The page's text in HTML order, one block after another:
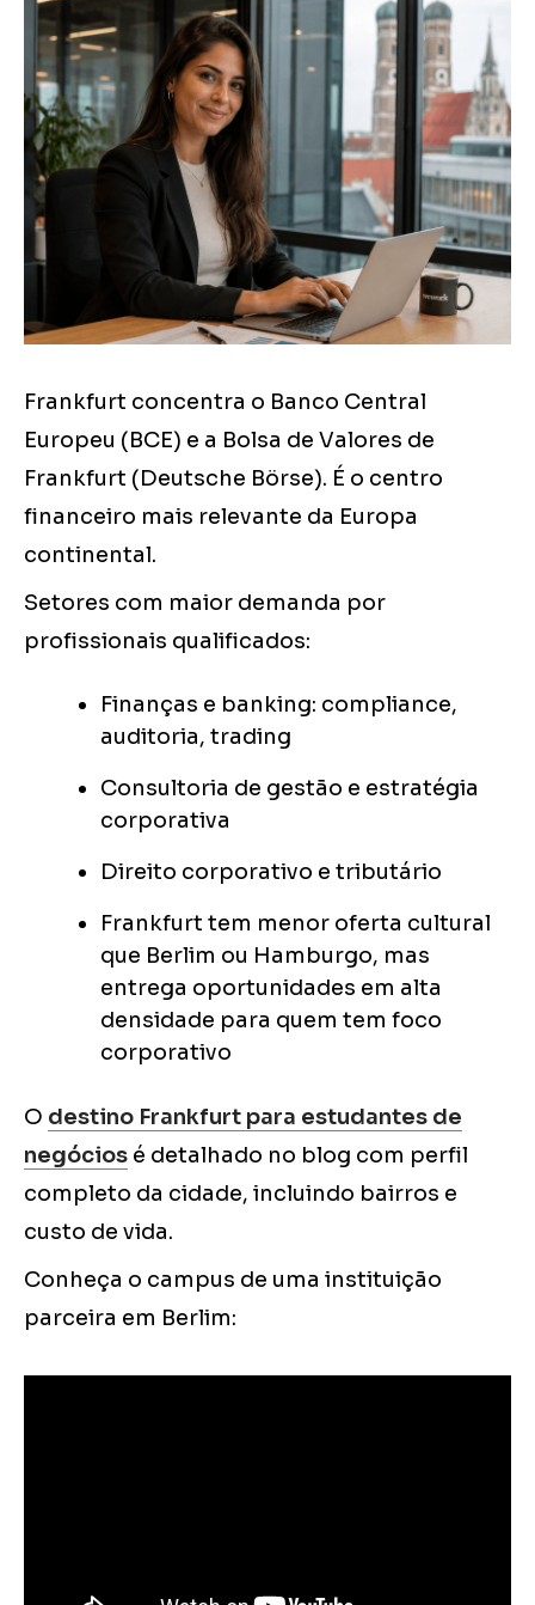
Frankfurt concentra o Banco Central
Europeu (BCE) e a Bolsa de Valores de
Frankfurt (Deutsche Börse). É o centro
financeiro mais relevante da Europa
continental.
Setores com maior demanda por
profissionais qualificados:
Finanças e banking: compliance,
auditoria, trading
Consultoria de gestão e estratégia
corporativa
Direito corporativo e tributário
Frankfurt tem menor oferta cultural
que Berlim ou Hamburgo, mas
entrega oportunidades em alta
densidade para quem tem foco
corporativo
O destino Frankfurt para estudantes de
negócios é detalhado no blog com perfil
completo da cidade, incluindo bairros e
custo de vida.
Conheça o campus de uma instituição
parceira em Berlim: